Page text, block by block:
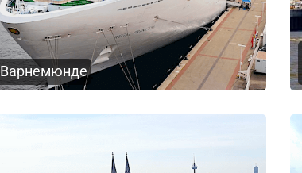
Варнемюнде